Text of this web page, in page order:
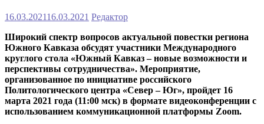
16.03.202116.03.2021 Редактор
Широкий спектр вопросов актуальной повестки региона
Южного Кавказа обсудят участники Международного
круглого стола «Южный Кавказ – новые возможности и
перспективы сотрудничества». Мероприятие,
организованное по инициативе российского
Политологического центра «Север – Юг», пройдет 16
марта 2021 года (11:00 мск) в формате видеоконференции с
использованием коммуникационной платформы Zoom.